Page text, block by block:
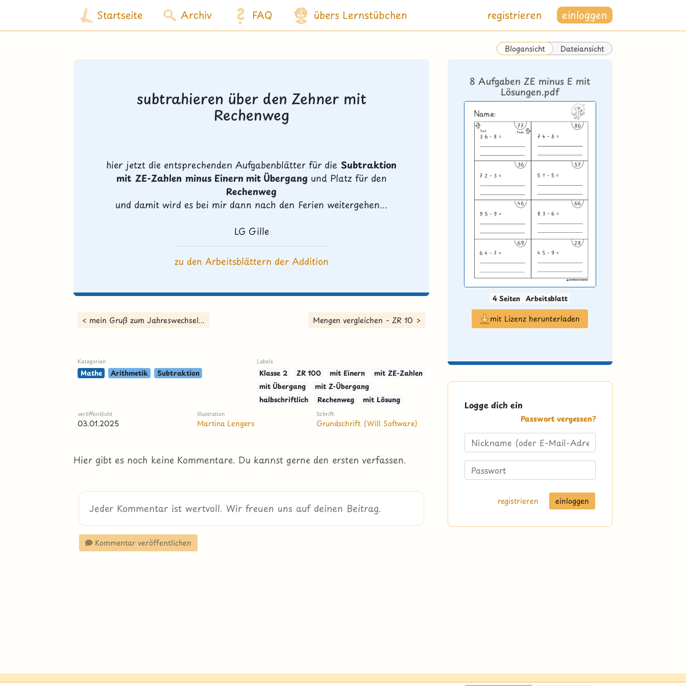
Startseite Archiv FAQ übers Lernstübchen registrieren einloggen
Blogansicht Dateiansicht
subtrahieren über den Zehner mit
Rechenweg
hier jetzt die entsprechenden Aufgabenblätter für dieSubtraktion
mit ZE-Zahlen minus Einern mit Übergang und Platz für den
Rechenweg
und damit wird es bei mir dann nach den Ferien weitergehen...
LG Gille
zu den Arbeitsblättern der Addition
< mein Gruß zum Jahreswechsel... Mengen vergleichen - ZR 10 >
Kategorien
Mathe Arithmetik Subtraktion
Labels
Klasse 2 ZR 100 mit Einern
mit ZE-Zahlen
mit Übergang
mit Z-Übergang
halbschriftlich
Rechenweg mit Lösung
veröffentlicht
03.01.2025
Illustration
Martina Lengers
Schrift
Grundschrift (Will Software)
Hier gibt es noch keine Kommentare. Du kannst gerne den ersten verfassen.
Kommentar veröffentlichen
8 Aufgaben ZE minus E mit
Lösungen.pdf
4 Seiten Arbeitsblatt
mit Lizenz herunterladen
Logge dich ein
Passwort vergessen?
registrieren